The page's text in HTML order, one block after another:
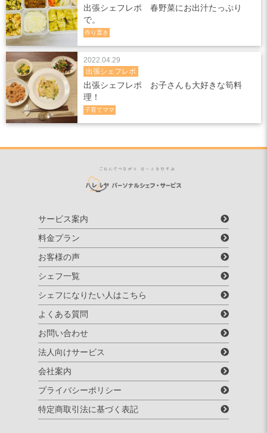
出張シェフレポ 春野菜にお出汁たっぷり
で。
作り置き
出張シェフレポ お子さんも大好きな筍料
理！
出張シェフレポ
2022.04.29
子育てママ
サービス案内
料金プラン
お客様の声
シェフ一覧
シェフになりたい人はこちら
よくある質問
お問い合わせ
法人向けサービス
会社案内
プライバシーポリシー
特定商取引法に基づく表記